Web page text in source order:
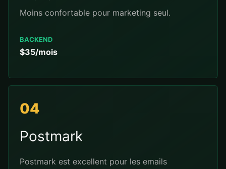
Moins confortable pour marketing seul.
BACKEND
$35/mois
04
Postmark
Postmark est excellent pour les emails